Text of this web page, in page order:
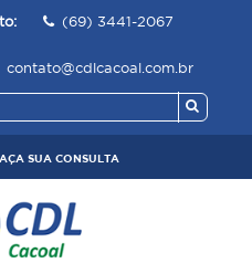
(69) 3441-2067
contato@cdlcacoal.com.br
SUA CONSULTA